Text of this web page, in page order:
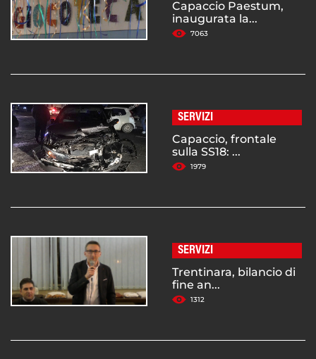
Capaccio Paestum,
inaugurata la...
7063
SERVIZI
Capaccio, frontale
sulla SS18: ...
1979
SERVIZI
Trentinara, bilancio di
fine an...
1312